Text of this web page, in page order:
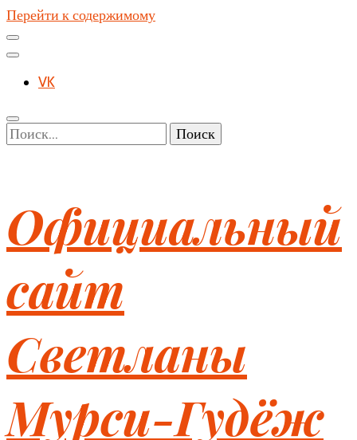
Перейти к содержимому
VK
Найти:
Официальный
сайт
Светланы
Мурси-Гудёж